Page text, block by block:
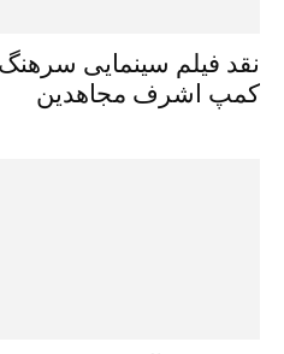
نقد فیلم سینمایی سرهنگ
کمپ اشرف مجاهدین